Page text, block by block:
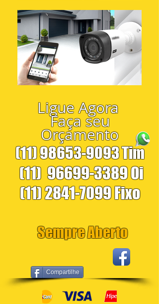
Compartilhe
Ligue Agora
Faça seu
Orçamento
(11) 98653-9093Tim
(11) 96699-3389Oi
(11) 2841-7099Fixo
Sempre Aberto